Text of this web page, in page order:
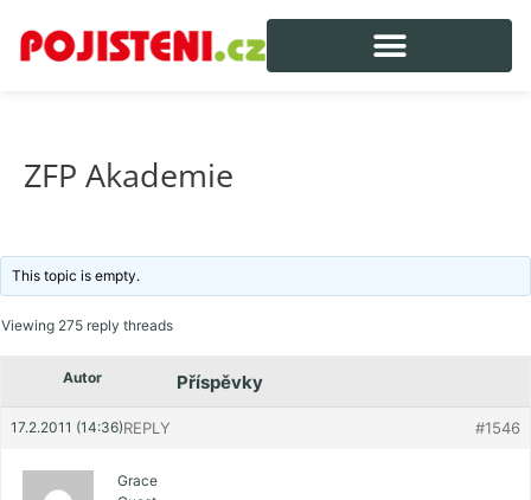
ZFP Akademie
This topic is empty.
Viewing 275 reply threads
Autor Příspěvky
17.2.2011 (14:36) #1546
REPLY
Grace